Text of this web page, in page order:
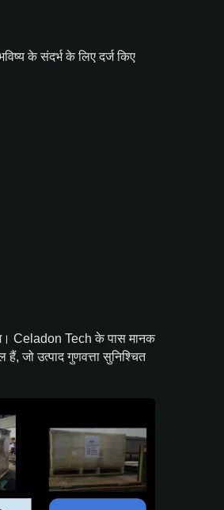
के संदर्भ के लिए दर्ज किए
Celadon Tech के पास मानक
जो उत्पाद गुणवत्ता सुनिश्चित